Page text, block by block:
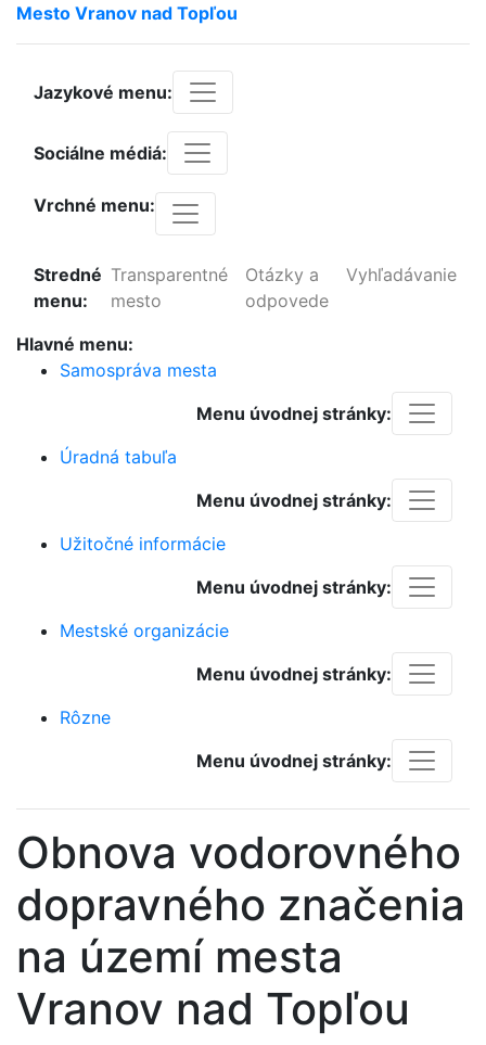
Mesto Vranov nad Topľou
Jazykové menu:
Sociálne médiá:
Vrchné menu:
Stredné
menu:
Transparentné
mesto
Otázky a
odpovede
Vyhľadávanie
Hlavné menu:
Samospráva mesta
Menu úvodnej stránky:
Úradná tabuľa
Menu úvodnej stránky:
Užitočné informácie
Menu úvodnej stránky:
Mestské organizácie
Menu úvodnej stránky:
Rôzne
Menu úvodnej stránky:
Obnova vodorovného
dopravného značenia
na území mesta
Vranov nad Topľou